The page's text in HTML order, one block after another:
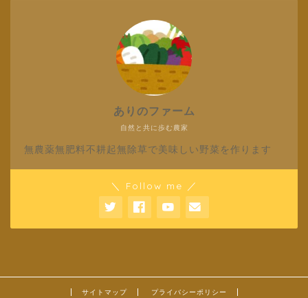
自然と共に歩む農家
ありのファーム
無農薬無肥料不耕起無除草で美味しい野菜を作ります
＼ Follow me ／
サイトマップ プライバシーポリシー